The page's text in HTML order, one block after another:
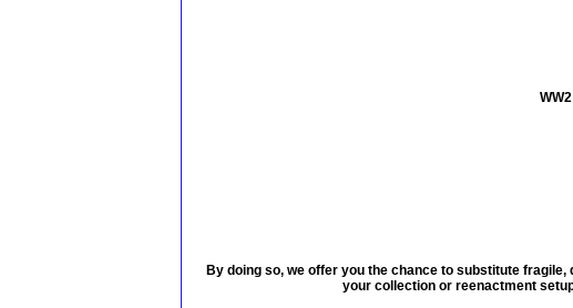
By doing so, we offer you the chance to substitute
your collection or reenactment